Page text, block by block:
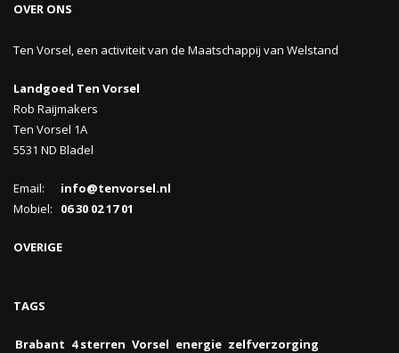
OVER ONS
Ten Vorsel, een activiteit van de Maatschappij van Welstand
Landgoed Ten Vorsel
Rob Raijmakers
Ten Vorsel 1A
5531 ND Bladel
Email:
info@tenvorsel.nl
Mobiel: 06 30 02 17 01
OVERIGE
TAGS
Brabant 4 sterren Vorsel energie zelfverzorging